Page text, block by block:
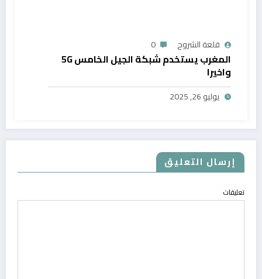
قلعة الشروح 0
المغرب يستخدم شبكة الجيل الخامس 5G
واخيرا
يوليو 26, 2025
إرسال التعليق
تعليقات